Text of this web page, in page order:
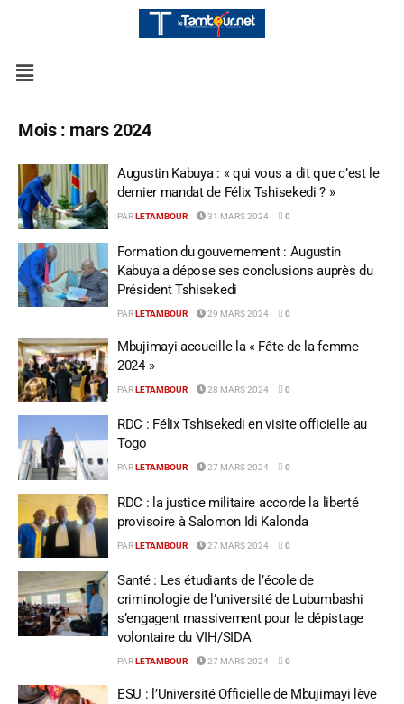
Mois : mars 2024
Augustin Kabuya : « qui vous a dit que c’est le
dernier mandat de Félix Tshisekedi ? »
PAR LETAMBOUR 31 MARS 2024 0
Formation du gouvernement : Augustin
Kabuya a dépose ses conclusions auprès du
Président Tshisekedi
PARLETAMBOUR 29 MARS 2024 0
Mbujimayi accueille la « Fête de la femme
2024 »
PARLETAMBOUR 28 MARS 2024 0
RDC : Félix Tshisekedi en visite officielle au
Togo
PAR LETAMBOUR 27 MARS 2024 0
RDC : la justice militaire accorde la liberté
provisoire à Salomon Idi Kalonda
PARLETAMBOUR 27 MARS 2024 0
Santé : Les étudiants de l’école de
criminologie de l’université de Lubumbashi
s’engagent massivement pour le dépistage
volontaire du VIH/SIDA
PAR LETAMBOUR 27 MARS 2024 0
ESU : l’Université Officielle de Mbujimayi lève